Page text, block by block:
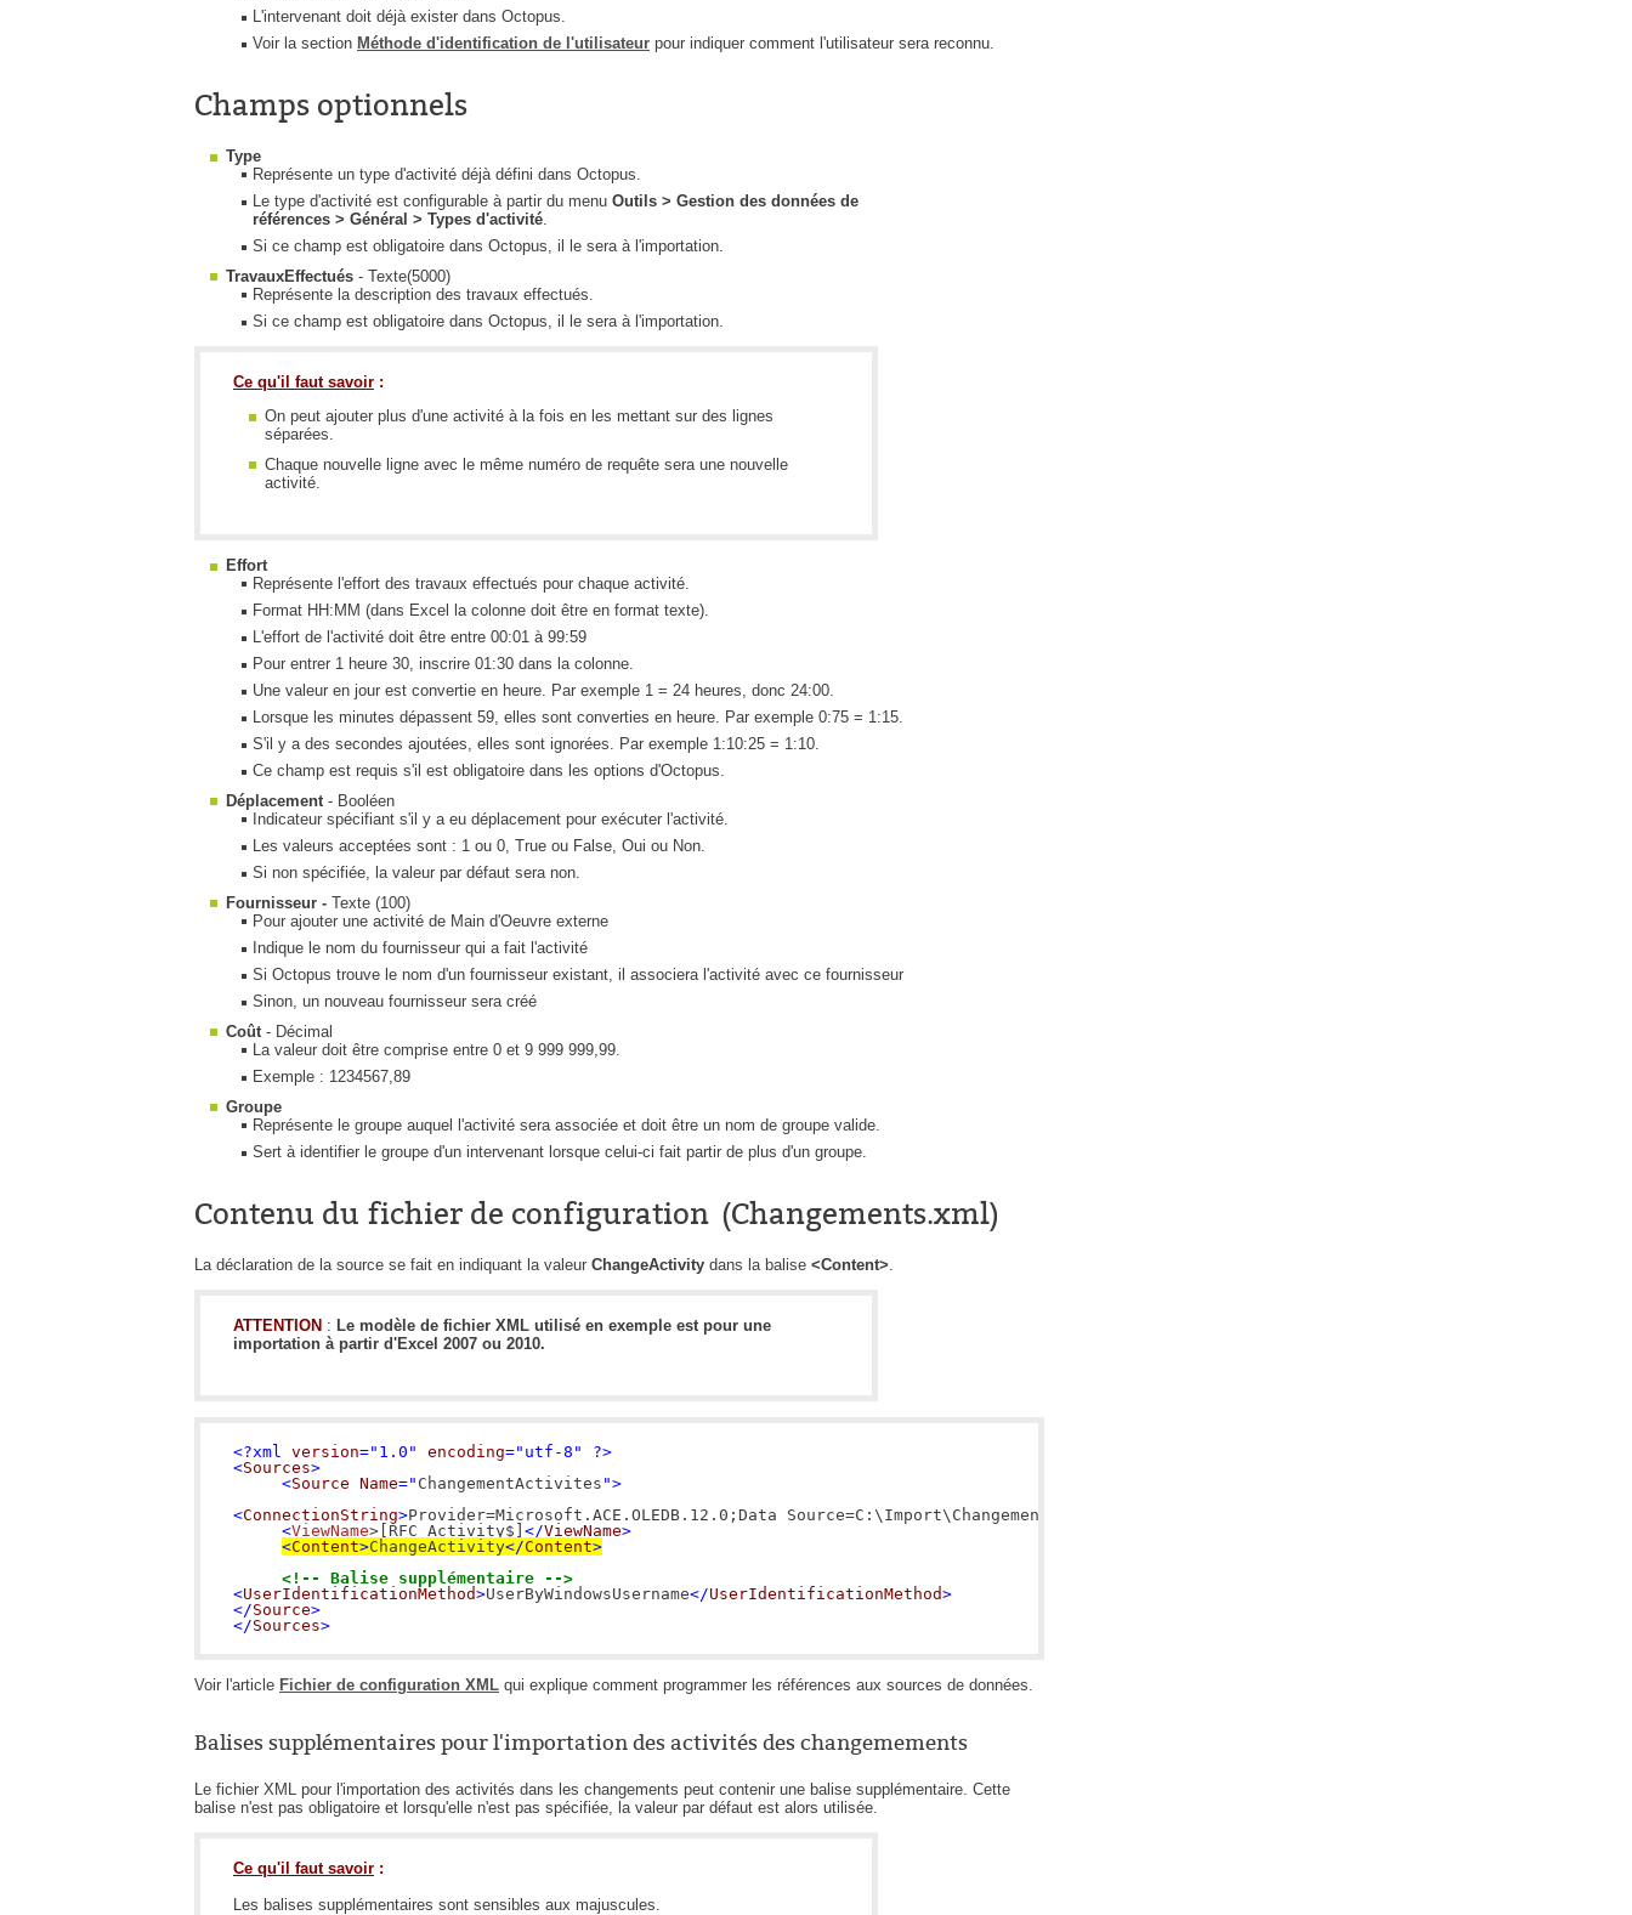
SR
Suivi
suivi par
Tâches
utilisateurs
Utilisation avancée
Webtech
WMI
L'intervenant doit déjà exister dans Octopus.
Voir la section Méthode d'identification de l'utilisateur pour indiquer comment l'utilisateur sera reconnu.
Champs optionnels
Type
Représente un type d'activité déjà défini dans Octopus.
Le type d'activité est configurable à partir du menu Outils > Gestion des données de
références > Général > Types d'activité.
Si ce champ est obligatoire dans Octopus, il le sera à l'importation.
TravauxEffectués - Texte(5000)
Représente la description des travaux effectués.
Si ce champ est obligatoire dans Octopus, il le sera à l'importation.
Ce qu'il faut savoir :
On peut ajouter plus d'une activité à la fois en les mettant sur des lignes
séparées.
Chaque nouvelle ligne avec le même numéro de requête sera une nouvelle
activité.
Effort
Représente l'effort des travaux effectués pour chaque activité.
Format HH:MM (dans Excel la colonne doit être en format texte).
L'effort de l'activité doit être entre 00:01 à 99:59
Pour entrer 1 heure 30, inscrire 01:30 dans la colonne.
Une valeur en jour est convertie en heure. Par exemple 1 = 24 heures, donc 24:00.
Lorsque les minutes dépassent 59, elles sont converties en heure. Par exemple 0:75 = 1:15.
S'il y a des secondes ajoutées, elles sont ignorées. Par exemple 1:10:25 = 1:10.
Ce champ est requis s'il est obligatoire dans les options d'Octopus.
Déplacement - Booléen
Indicateur spécifiant s'il y a eu déplacement pour exécuter l'activité.
Les valeurs acceptées sont : 1 ou 0, True ou False, Oui ou Non.
Si non spécifiée, la valeur par défaut sera non.
Fournisseur - Texte (100)
Pour ajouter une activité de Main d'Oeuvre externe
Indique le nom du fournisseur qui a fait l'activité
Si Octopus trouve le nom d'un fournisseur existant, il associera l'activité avec ce fournisseur
Sinon, un nouveau fournisseur sera créé
Coût- Décimal
La valeur doit être comprise entre 0 et 9 999 999,99.
Exemple : 1234567,89
Groupe
Représente le groupe auquel l'activité sera associée et doit être un nom de groupe valide.
Sert à identifier le groupe d'un intervenant lorsque celui-ci fait partir de plus d'un groupe.
Contenu du fichier de configuration (Changements.xml)
La déclaration de la source se fait en indiquant la valeur ChangeActivity dans la balise <Content>.
ATTENTION : Le modèle de fichier XML utilisé en exemple est pour une
importation à partir d'Excel 2007 ou 2010.
<?xml version="1.0" encoding="utf-8" ?>
<Sources>
<Source Name=" ChangementActivites ">
<ConnectionString>Provider=Microsoft.ACE.OLEDB.12.0;Data Source=C:\Import\Changements.xlsx;Extended Properties="Excel 12.0 Xml;HDR=YES";
<ViewName>[RFC_Activity$] </ViewName>
<Content>ChangeActivity</Content>
     <!-- Balise supplémentaire -->
<UserIdentificationMethod>UserByWindowsUsername</UserIdentificationMethod
</Source>
</Sources>
Voir l'article Fichier de configuration XML qui explique comment programmer les références aux sources de données.
Balises supplémentaires pour l'importation des activités des changemements
Le fichier XML pour l'importation des activités dans les changements peut contenir une balise supplémentaire. Cette
balise n'est pas obligatoire et lorsqu'elle n'est pas spécifiée, la valeur par défaut est alors utilisée.
Ce qu'il faut savoir :
Les balises supplémentaires sont sensibles aux majuscules.